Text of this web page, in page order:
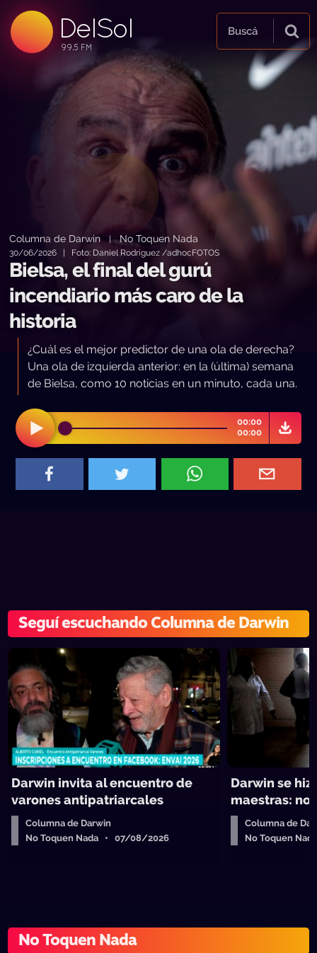
DelSol
99.5 FM
99.5 FM
99.5 FM
Buscá
Columna de Darwin|No Toquen Nada
30/06/2026 | Foto: Daniel Rodriguez /adhocFOTOS
Bielsa, el final del gurú
incendiario más caro de la
historia
¿Cuál es el mejor predictor de una ola de derecha?
Una ola de izquierda anterior: en la (última) semana
de Bielsa, como 10 noticias en un minuto, cada una.
00:00
00:00
Seguí escuchando Columna de Darwin
Darwin invita al encuentro de
varones antipatriarcales
Columna de Darwin
No Toquen Nada • 07/08/2026
Darwin se
maestras: no
Columna de
No Toquen
No Toquen Nada